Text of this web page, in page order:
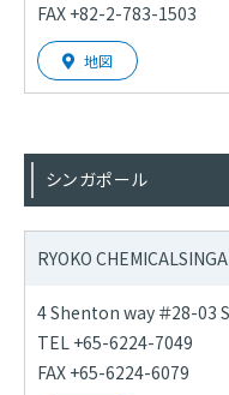
FAX +82-2-783-1503
地図
シンガポール
RYOKO CHEMICAL
4 Shenton way ＃28-03
TEL +65-6224-7049
FAX +65-6224-6079